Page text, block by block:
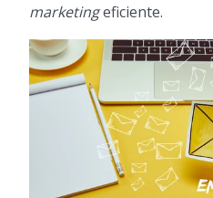
marketingeficiente.